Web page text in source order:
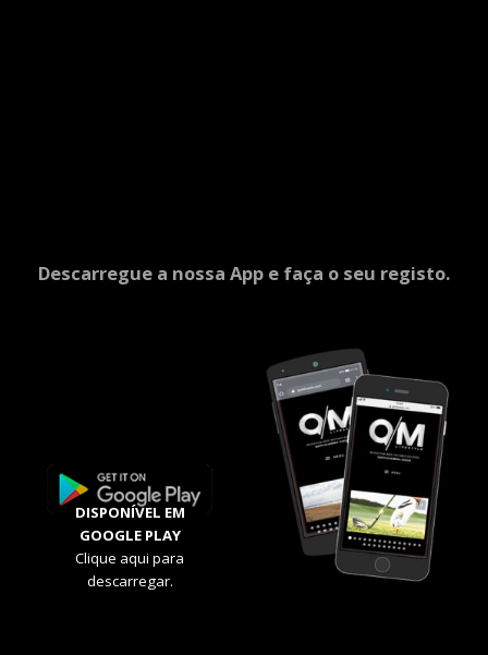
Descarregue a nossa App e faça o seu registo.
DISPONÍVEL EM
GOOGLE PLAY
Clique aqui para
descarregar.